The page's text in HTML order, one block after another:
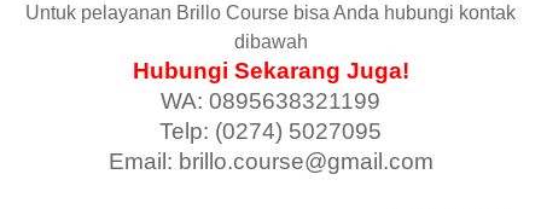
Untuk pelayanan Brillo Course bisa Anda hubungi kontak
dibawah
Hubungi Sekarang Juga!
WA: 0895638321199
Telp: (0274) 5027095
Email: brillo.course@gmail.com